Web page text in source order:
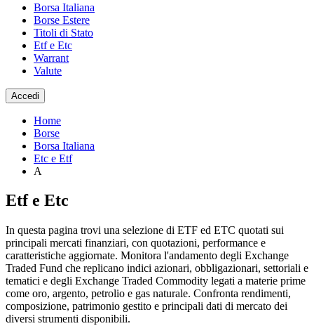
Borsa Italiana
Borse Estere
Titoli di Stato
Etf e Etc
Warrant
Valute
Accedi
Home
Borse
Borsa Italiana
Etc e Etf
A
Etf e Etc
In questa pagina trovi una selezione di ETF ed ETC quotati sui
principali mercati finanziari, con quotazioni, performance e
caratteristiche aggiornate. Monitora l'andamento degli Exchange
Traded Fund che replicano indici azionari, obbligazionari, settoriali e
tematici e degli Exchange Traded Commodity legati a materie prime
come oro, argento, petrolio e gas naturale. Confronta rendimenti,
composizione, patrimonio gestito e principali dati di mercato dei
diversi strumenti disponibili.